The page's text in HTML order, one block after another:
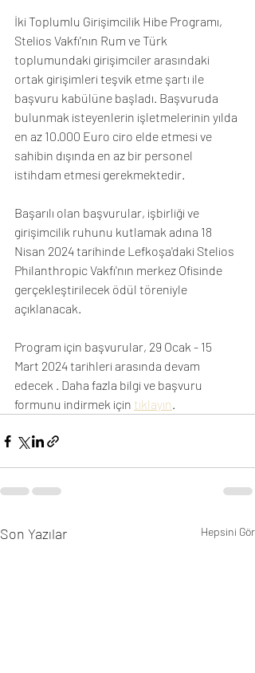
İki Toplumlu Girişimcilik Hibe Programı,
Stelios Vakfı'nın Rum ve Türk
toplumundaki girişimciler arasındaki
ortak girişimleri teşvik etme şartı ile
başvuru kabülüne başladı. Başvuruda
bulunmak isteyenlerin işletmelerinin yılda
en az 10.000 Euro ciro elde etmesi ve
sahibin dışında en az bir personel
istihdam etmesi gerekmektedir.
Başarılı olan başvurular, işbirliği ve
girişimcilik ruhunu kutlamak adına 18
Nisan 2024 tarihinde Lefkoşa'daki Stelios
Philanthropic Vakfı'nın merkez Ofisinde
gerçekleştirilecek ödül töreniyle
açıklanacak.
Program için başvurular, 29 Ocak - 15
Mart 2024 tarihleri arasında devam
edecek . Daha fazla bilgi ve başvuru
formunu indirmek için tıklayın.
Son Yazılar Hepsini Gör